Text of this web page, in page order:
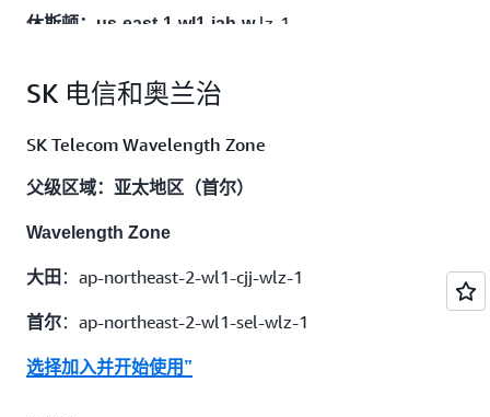
休斯顿：us-east-1-wl1-iah-w lz-1
：us-east-1-wl1-clt-wlz-1
：us-east-1-wl1-dtw-wlz-1
：us-east-1-wl1-msp-wlz-1
坦帕：us-east-1-wl1-tpa-w
纳什维尔：us-east-1-wl1-bna-w
莱内克萨
选择加入并开始使用”
SK 电信和奥兰治
SK Telecom Wavelength Zone
父级区域：亚太地区（首尔）
Wavelength Zone
大田 ：ap-northeast-2-wl1-cjj-wlz-1
首尔：ap-northeast-2-wl1-sel-wlz-1
选择加入并开始使用”